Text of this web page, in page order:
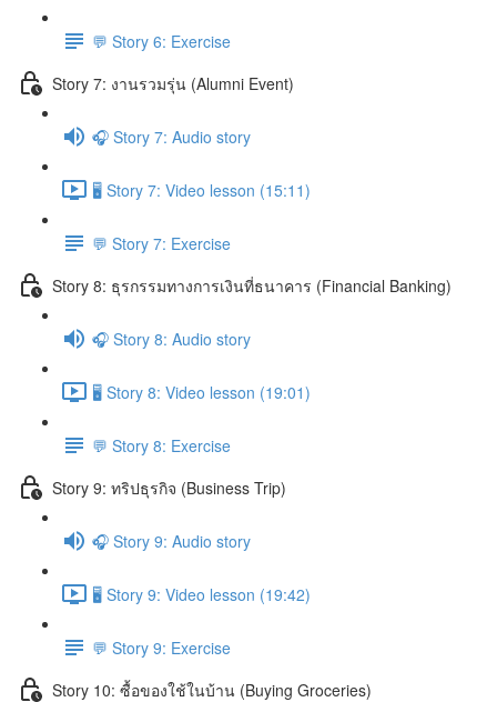
💬 Story 6: Exercise
Story 7: งานรวมรุ่น (Alumni Event)
🎧 Story 7: Audio story
🖥️ Story 7: Video lesson (15:11)
💬 Story 7: Exercise
Story 8: ธุรกรรมทางการเงินที่ธนาคาร (Financial Banking)
🎧 Story 8: Audio story
🖥️ Story 8: Video lesson (19:01)
💬 Story 8: Exercise
Story 9: ทริปธุรกิจ (Business Trip)
🎧 Story 9: Audio story
🖥️ Story 9: Video lesson (19:42)
💬 Story 9: Exercise
Story 10: ซื้อของใช้ในบ้าน (Buying Groceries)